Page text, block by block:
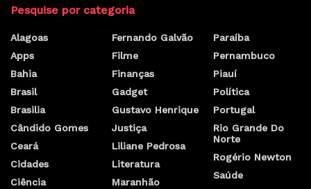
Pesquise por categoria
Alagoas
Apps
Bahia
Brasil
Brasilia
Cândido Gomes
Ceará
Cidades
Ciência
Fernando Galvão
Filme
Finanças
Gadget
Gustavo Henrique
Justiça
Liliane Pedrosa
Literatura
Maranhão
Paraíba
Pernambuco
Piauí
Política
Portugal
Rio Grande Do
Norte
Rogério Newton
Saúde